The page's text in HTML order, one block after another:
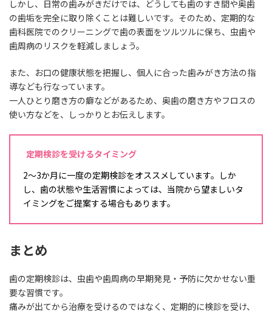
しかし、日常の歯みがきだけでは、どうしても歯のすき間や奥歯
の歯垢を完全に取り除くことは難しいです。そのため、定期的な
歯科医院でのクリーニングで歯の表面をツルツルに保ち、虫歯や
歯周病のリスクを軽減しましょう。
また、お口の健康状態を把握し、個人に合った歯みがき方法の指
導なども行なっています。
一人ひとり磨き方の癖などがあるため、奥歯の磨き方やフロスの
使い方などを、しっかりとお伝えします。
定期検診を受けるタイミング
2～3か月に一度の定期検診をオススメしています。しか
し、歯の状態や生活習慣によっては、当院から望ましいタ
イミングをご提案する場合もあります。
まとめ
歯の定期検診は、虫歯や歯周病の早期発見・予防に欠かせない重
要な習慣です。
痛みが出てから治療を受けるのではなく、定期的に検診を受け、